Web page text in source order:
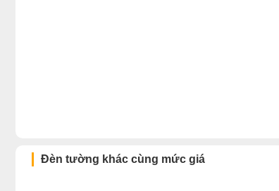
Đèn tường khác cùng mức giá